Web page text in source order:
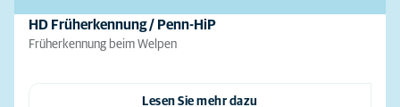
HD Früherkennung / Penn-HiP
Früherkennung beim Welpen
Lesen Sie mehr dazu